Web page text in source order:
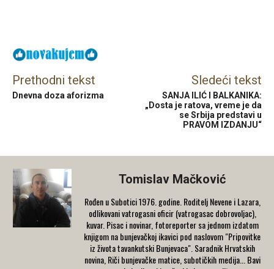
Prethodni tekst
Dnevna doza aforizma
Sledeći tekst
SANJA ILIĆ I BALKANIKA:
„Dosta je ratova, vreme je da
se Srbija predstavi u
PRAVOM IZDANJU“
Tomislav Mačković
Rođen u Subotici 1976. godine. Roditelj Nevene i Lazara,
odlikovani vatrogasni oficir (vatrogasac dobrovoljac),
kuvar. Pisac i novinar, fotoreporter sa jednom izdatom
knjigom na bunjevačkoj ikavici pod naslovom "Pripovitke
iz života tavankutski Bunjevaca". Saradnik Hrvatskih
novina, Riči bunjevačke matice, subotičkih medija... Bavi